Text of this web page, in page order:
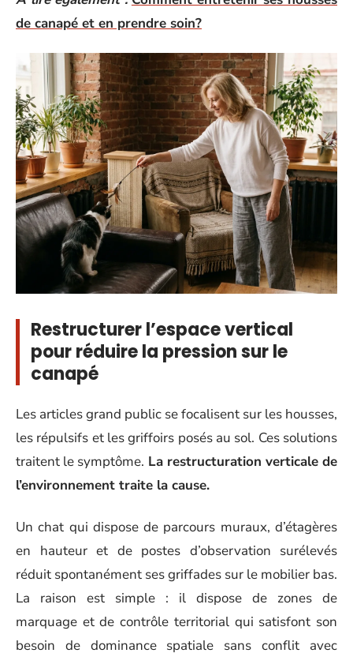
de canapé et en prendre soin?
Restructurer l’espace vertical
pour réduire la pression sur le
canapé
Les articles grand public se focalisent sur les housses,
les répulsifs et les griffoirs posés au sol. Ces solutions
traitent le symptôme. La restructuration verticale de
l’environnement traite la cause.
Un chat qui dispose de parcours muraux, d’étagères
en hauteur et de postes d’observation surélevés
réduit spontanément ses griffades sur le mobilier bas.
La raison est simple : il dispose de zones de
marquage et de contrôle territorial qui satisfont son
besoin de dominance spatiale sans conflit avec